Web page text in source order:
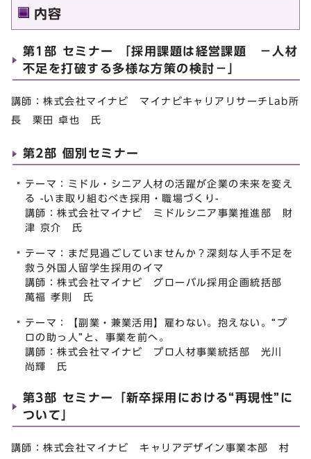
内容
第1部 セミナー 「採用課題は経営課題 －人材
不足を打破する多様な方策の検討－」
講師：株式会社マイナビ マイナビキャリアリサーチLab所
長 栗田 卓也 氏
第2部 個別セミナー
テーマ：ミドル・シニア人材の活躍が企業の未来を変え
る -いま取り組むべき採用・職場づくり-
講師：株式会社マイナビ ミドルシニア事業推進部 財
津 京介 氏
テーマ：まだ見過ごしていませんか？深刻な人手不足を
救う外国人留学生採用のイマ
講師：株式会社マイナビ グローバル採用企画統括部
萬福 孝則 氏
テーマ：【副業・兼業活用】雇わない。抱えない。“プ
ロの助っ人”と、事業を前へ。
講師：株式会社マイナビ プロ人材事業統括部 光川
尚輝 氏
第3部 セミナー「新卒採用における“再現性”に
ついて」
講師：株式会社マイナビ キャリアデザイン事業本部 村